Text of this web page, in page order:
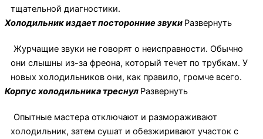
тщательной диагностики.
Холодильник издает посторонние звуки Развернуть
Журчащие звуки не говорят о неисправности. Обычно
они слышны из-за фреона, который течет по трубкам. У
новых холодильников они, как правило, громче всего.
Корпус холодильника треснул Развернуть
Опытные мастера отключают и размораживают
холодильник, затем сушат и обезжиривают участок с